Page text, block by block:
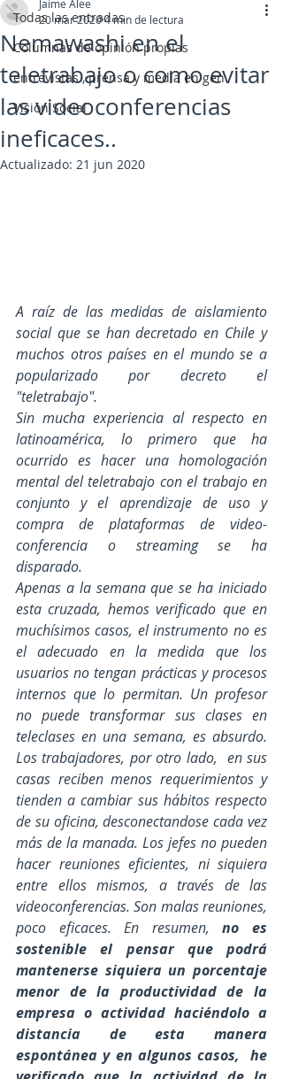
Todas las entradas
Columnas de opinión propias
entrevistas , prensa y media en gen
Visión Social
Nemawashi en el
teletrabajo o como evitar
las videoconferencias
ineficaces..
Jaime Alee
20 mar 20204 min de lectura
Actualizado: 21 jun 2020
A raíz de las medidas de aislamiento
social que se han decretado en Chile y
muchos otros países en el mundo se a
popularizado por decreto el
"teletrabajo".
Sin mucha experiencia al respecto en
latinoamérica, lo primero que ha
ocurrido es hacer una homologación
mental del teletrabajo con el trabajo en
conjunto y el aprendizaje de uso y
compra de plataformas de video-
conferencia o streaming se ha
disparado.
Apenas a la semana que se ha iniciado
esta cruzada, hemos verificado que en
muchísimos casos, el instrumento no es
el adecuado en la medida que los
usuarios no tengan prácticas y procesos
internos que lo permitan. Un profesor
no puede transformar sus clases en
teleclases en una semana, es absurdo.
Los trabajadores, por otro lado,  en sus
casas reciben menos requerimientos y
tienden a cambiar sus hábitos respecto
de su oficina, desconectandose cada vez
más de la manada. Los jefes no pueden
hacer reuniones eficientes, ni siquiera
entre ellos mismos, a través de las
videoconferencias. Son malas reuniones,
poco eficaces. En resumen, no es
sostenible el pensar que podrá
mantenerse siquiera un porcentaje
menor de la productividad de la
empresa o actividad haciéndolo a
distancia de esta manera
espontánea y en algunos casos,  he